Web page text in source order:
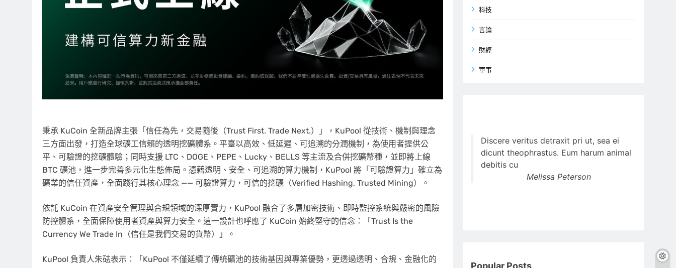
秉承 KuCoin 全新品牌主張「信任為先，交易隨後（Trust First. Trade Next.）」，KuPool 從技術、機制與理念
三方面出發，打造全球礦工信賴的透明挖礦體系。平臺以高效、低延遲、可追溯的分潤機制，為使用者提供公
平、可驗證的挖礦體驗；同時支援 LTC、DOGE、PEPE、Lucky、BELLS 等主流及合併挖礦幣種，並即將上線
BTC 礦池，進一步完善多元化生態佈局。憑藉透明、安全、可追溯的算力機制，KuPool 將「可驗證算力」確立為
礦業的信任資產，全面踐行其核心理念 —— 可驗證算力，可信的挖礦（Verified Hashing, Trusted Mining）。
依託 KuCoin 在資產安全管理與合規領域的深厚實力，KuPool 融合了多層加密技術、即時監控系統與嚴密的風險
防控體系，全面保障使用者資產與算力安全。這一設計也呼應了 KuCoin 始終堅守的信念：「Trust Is the
Currency We Trade In（信任是我們交易的貨幣）」。
KuPool 負責人朱砝表示：「KuPool 不僅延續了傳統礦池的技術基因與專業優勢，更透過透明、合規、金融化的
科技
言論
財經
軍事
Discere veritus detraxit pri ut, sea ei
dicunt theophrastus. Eum harum animal
debitis cu
Melissa Peterson
Popular Posts